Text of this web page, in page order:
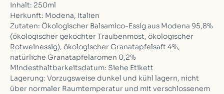
Inhalt: 250ml
Herkunft: Modena, Italien
Zutaten: Ökologischer Balsamico-Essig aus Modena 95,8%
(ökologischer gekochter Traubenmost, ökologischer
Rotweinessig), ökologischer Granatapfelsaft 4%,
natürliche Granatapfelaromen 0,2%
Mindesthaltbarkeitsdatum: Siehe Etikett
Lagerung: Vorzugsweise dunkel und kühl lagern, nicht
über normaler Raumtemperatur und mit verschlossenem